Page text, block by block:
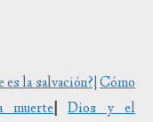
es la salvación?|Cómo
muerte|
Dios y el